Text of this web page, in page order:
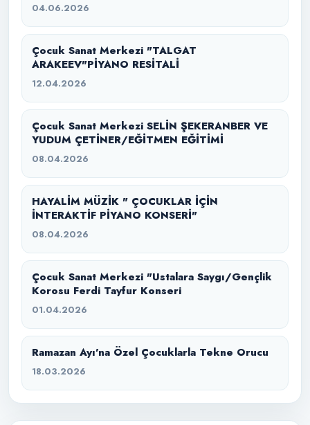
04.06.2026
Çocuk Sanat Merkezi "TALGAT
ARAKEEV"PİYANO RESİTALİ
12.04.2026
Çocuk Sanat Merkezi SELİN ŞEKERANBER VE
YUDUM ÇETİNER/EĞİTMEN EĞİTİMİ
08.04.2026
HAYALİM MÜZİK " ÇOCUKLAR İÇİN
İNTERAKTİF PİYANO KONSERİ"
08.04.2026
Çocuk Sanat Merkezi "Ustalara Saygı/Gençlik
Korosu Ferdi Tayfur Konseri
01.04.2026
Ramazan Ayı’na Özel Çocuklarla Tekne Orucu
18.03.2026